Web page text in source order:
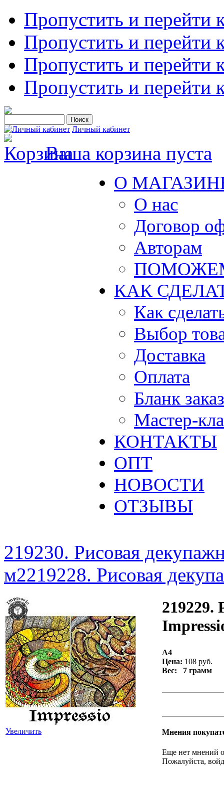
Пропустить и перейти
Пропустить и перейти
Пропустить и перейти
Пропустить и перейти
Личный кабинет
Ваша корзина пуста
О
О нас
Договор
Авторам
КАК
Как
Выбор
Доставка
Оплата
Бланк
Мастер-
КОНТАКТЫ
ОПТ
НОВОСТИ
ОТЗЫВЫ
219230. Рисовая
м2219228. Рисовая
Увеличить
219229.
A4
Цена: 108 руб.
Вес: 7 грамм
Мнения
Еще нет мнений
Пожалуйста,